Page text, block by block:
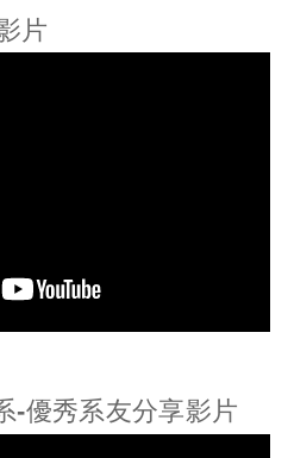
片
-優秀系友分享影片